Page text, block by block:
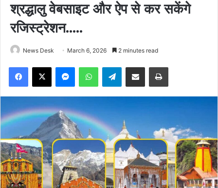
श्रद्धालु वेबसाइट और ऐप से कर सकेंगे
रजिस्ट्रेशन…..
News Desk March 6, 2026 2 minutes read
Facebook
X MessengerWhatsAppTelegramShare via Email Print